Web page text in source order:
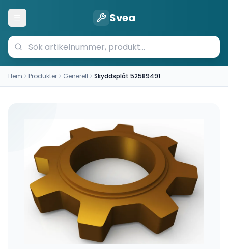
Öppna meny Svea
Hem Produkter Generell Skyddsplåt 52589491